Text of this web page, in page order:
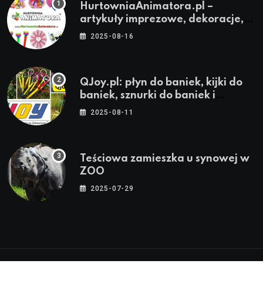
HurtowniaAnimatora.pl –
artykuły imprezowe, dekoracje,
stroje i akcesoria dla animatorów
2025-08-16
QJoy.pl: płyn do baniek, kijki do
baniek, sznurki do baniek i
zestawy do baniek
2025-08-11
Teściowa zamieszka u synowej w
ZOO
2025-07-29